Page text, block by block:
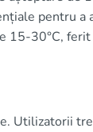
pentru a
15-30°C,
Utilizatorii